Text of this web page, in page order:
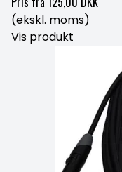
(ekskl. moms)
Vis produkt